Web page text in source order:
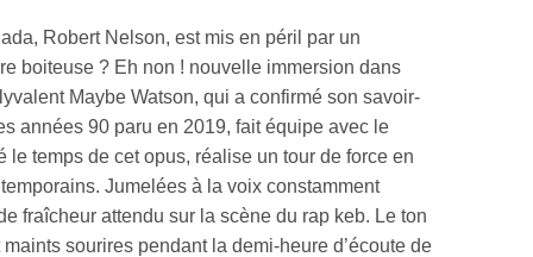
Robert Nelson, est mis en péril par un
boiteuse ? Eh non ! nouvelle immersion dans
Maybe Watson, qui a confirmé son savoir-
années 90 paru en 2019, fait équipe avec le
temps de cet opus, réalise un tour de force en
Jumelées à la voix constamment
fraîcheur attendu sur la scène du rap keb. Le ton
sourires pendant la demi-heure d’écoute de